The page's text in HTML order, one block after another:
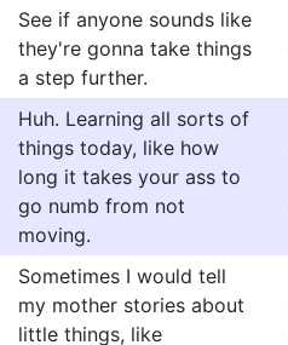
See if anyone sounds like
they're gonna take things
a step further.
Huh. Learning all sorts of
things today, like how
long it takes your ass to
go numb from not
moving.
Sometimes I would tell
my mother stories about
little things, like